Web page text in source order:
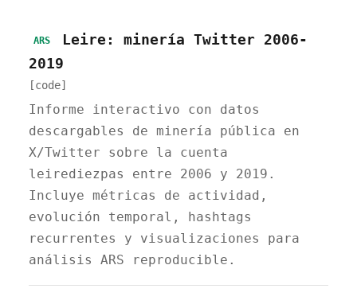
ARS
Leire: minería Twitter 2006-
2019
[code]
Informe interactivo con datos
descargables de minería pública en
X/Twitter sobre la cuenta
leirediezpas entre 2006 y 2019.
Incluye métricas de actividad,
evolución temporal, hashtags
recurrentes y visualizaciones para
análisis ARS reproducible.